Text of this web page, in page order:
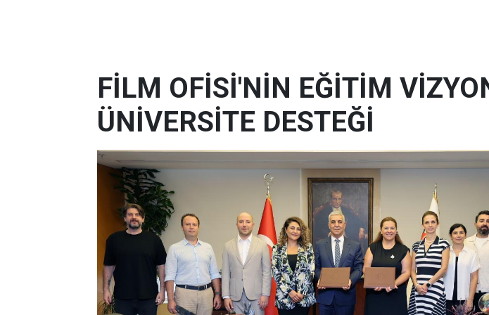
FİLM OFİSİ'NİN EĞİTİM
ÜNİVERSİTE DESTEĞİ